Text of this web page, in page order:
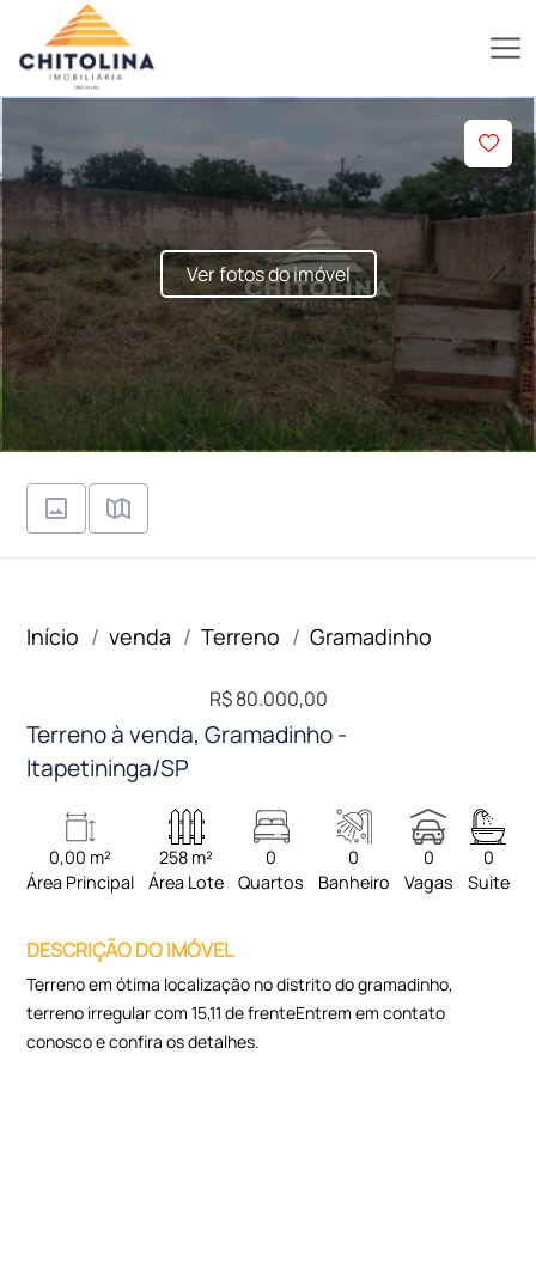
Ver fotos do imóvel
Início venda Terreno Gramadinho
R$ 80.000,00
Terreno à venda, Gramadinho -
Itapetininga/SP
0,00 m²
Área Principal
258 m²
Área Lote
0
Quartos
0
Banheiro
0
Vagas
0
Suite
DESCRIÇÃO DO IMÓVEL
Terreno em ótima localização no distrito do gramadinho,
terreno irregular com 15,11 de frenteEntrem em contato
conosco e confira os detalhes.